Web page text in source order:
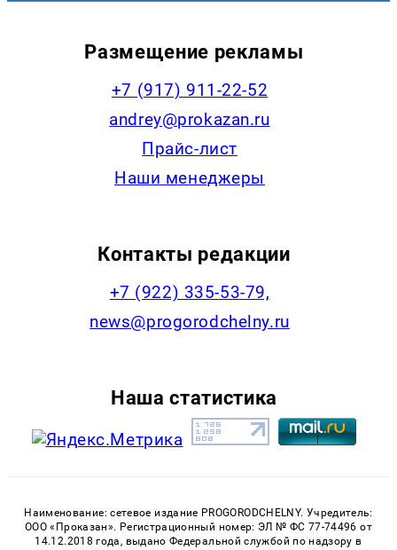
Размещение рекламы
+7 (917) 911-22-52
andrey@prokazan.ru
Прайс-лист
Наши менеджеры
Контакты редакции
+7 (922) 335-53-79,
news@progorodchelny.ru
Наша статистика
Наименование: сетевое издание PROGORODCHELNY. Учредитель:
ООО «Проказан». Регистрационный номер: ЭЛ № ФС 77-74496 от
14.12.2018 года, выдано Федеральной службой по надзору в